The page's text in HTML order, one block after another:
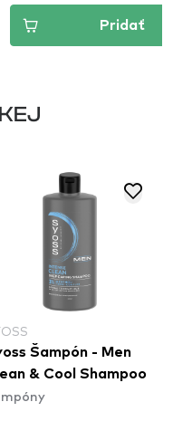
Pridať
Šampón - Men
& Cool Shampoo